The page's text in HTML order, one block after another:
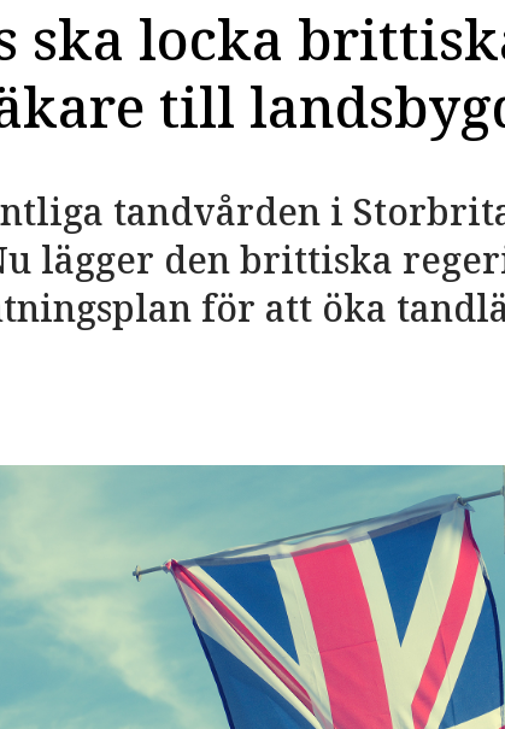
ska locka
till
tandvården i
lägger den brittiska
för att öka